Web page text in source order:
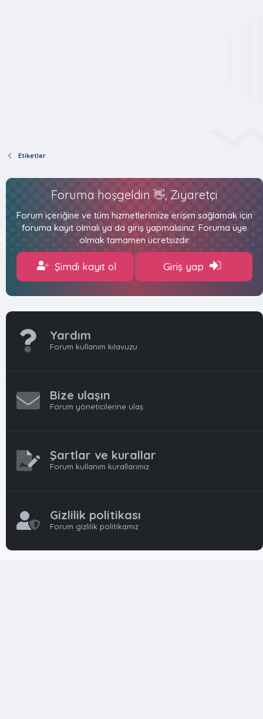
Etiketler
Foruma hoşgeldin 👋, Ziyaretçi
Forum içeriğine ve tüm hizmetlerimize erişim sağlamak için
foruma kayıt olmalı ya da giriş yapmalısınız. Foruma üye
olmak tamamen ücretsizdir.
Şimdi kayıt ol Giriş yap
Yardım
Forum kullanım kılavuzu
Bize ulaşın
Forum yöneticilerine ulaş
Şartlar ve kurallar
Forum kullanım kurallarımız
Gizlilik politikası
Forum gizlilik politikamız